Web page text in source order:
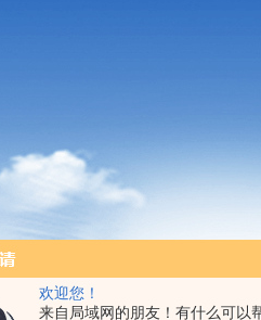
欢迎您！
来自局域网的朋友！有什么可以